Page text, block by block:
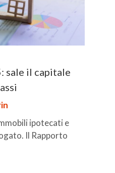
sale il capitale
ipotecati e
Il Rapporto